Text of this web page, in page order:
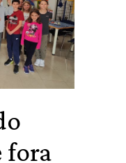
fora